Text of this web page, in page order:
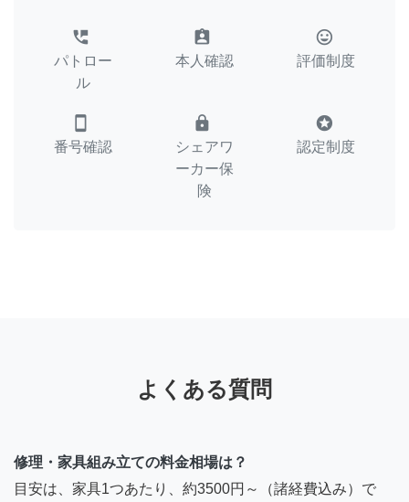
perm_phone_msg
パトロー
ル
assignment_ind
本人確認
tag_faces
評価制度
smartphone
番号確認
lock
シェアワ
ーカー保
険
stars
認定制度
よくある質問
修理・家具組み立ての料金相場は？
目安は、家具1つあたり、約3500円～（諸経費込み）で